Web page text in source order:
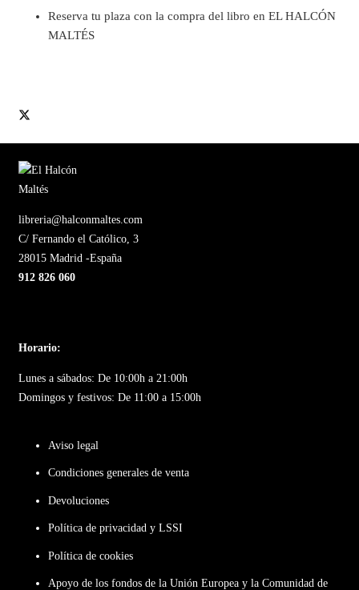
Reserva tu plaza con la compra del libro en EL HALCÓN
MALTÉS
libreria@halconmaltes.com
C/ Fernando el Católico, 3
28015 Madrid -España
912 826 060
Horario:
Lunes a sábados: De 10:00h a 21:00h
Domingos y festivos: De 11:00 a 15:00h
Aviso legal
Condiciones generales de venta
Devoluciones
Política de privacidad y LSSI
Política de cookies
Apoyo de los fondos de la Unión Europea y la Comunidad de